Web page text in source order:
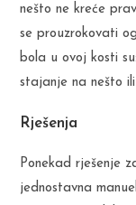
nešto ne kreće
se prouzrokovati
bola u ovoj kosti
stajanje na nešto
Rješenja
Ponekad rješenje
jednostavna